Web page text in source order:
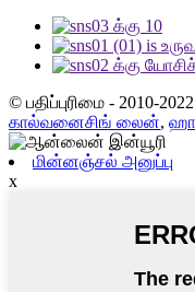
© பதிப்புரிமை - 2010-
கால்வனைசிங் லைன்,
மின்னஞ்சல் அனுப்பு
x